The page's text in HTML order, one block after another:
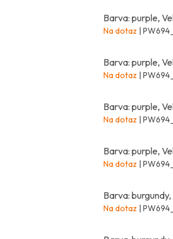
Barva: purple,
Na dotaz |
Barva: purple,
Na dotaz |
Barva: purple,
Na dotaz |
Barva: purple,
Na dotaz |
Barva:
Na dotaz |